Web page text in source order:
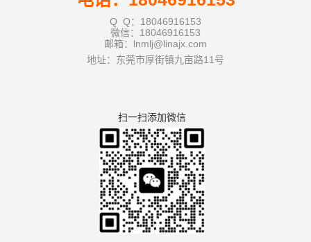
Q Q：18046916153
微信：18046916153
邮箱：lnmlj@linajx.com
地址：东莞市厚街镇九亩路11号
扫一扫添加微信